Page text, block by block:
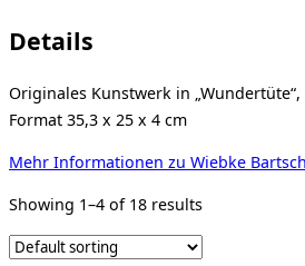
Details
Originales Kunstwerk in
Format 35,3 x 25 x 4 cm
Mehr Informationen zu Wiebke
Showing 1–4 of 18 results